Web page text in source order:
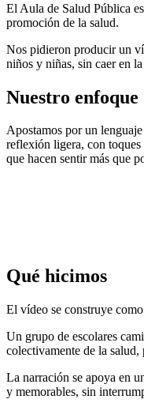
El Aula de Salud Pública
promoción de la salud.
Nos pidieron producir un
niños y niñas, sin caer en
Nuestro enfoque
Apostamos por un
reflexión ligera, con toques
que hacen sentir más que
Qué hicimos
El vídeo se construye
Un grupo de escolares
colectivamente de la
La narración se apoya en
y memorables, sin